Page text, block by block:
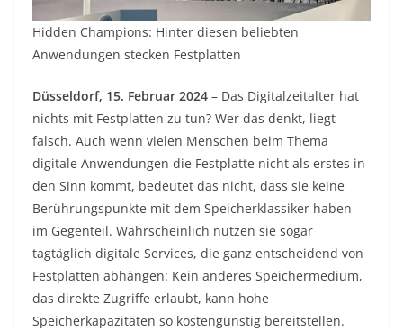
Hidden Champions: Hinter diesen beliebten
Anwendungen stecken Festplatten
Düsseldorf, 15. Februar 2024 – Das Digitalzeitalter hat
nichts mit Festplatten zu tun? Wer das denkt, liegt
falsch. Auch wenn vielen Menschen beim Thema
digitale Anwendungen die Festplatte nicht als erstes in
den Sinn kommt, bedeutet das nicht, dass sie keine
Berührungspunkte mit dem Speicherklassiker haben –
im Gegenteil. Wahrscheinlich nutzen sie sogar
tagtäglich digitale Services, die ganz entscheidend von
Festplatten abhängen: Kein anderes Speichermedium,
das direkte Zugriffe erlaubt, kann hohe
Speicherkapazitäten so kostengünstig bereitstellen.